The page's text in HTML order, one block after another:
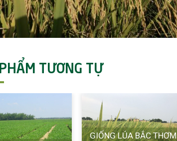
TƯƠNG TỰ
GIỐNG LÚA BẮC THƠM